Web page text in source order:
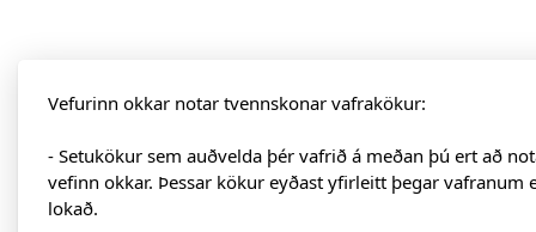
Vefurinn okkar notar tvennskonar vafrakökur:
- Setukökur sem auðvelda þér vafrið á meðan þú ert að
vefinn okkar. Þessar kökur eyðast yfirleitt þegar vafranum
lokað.